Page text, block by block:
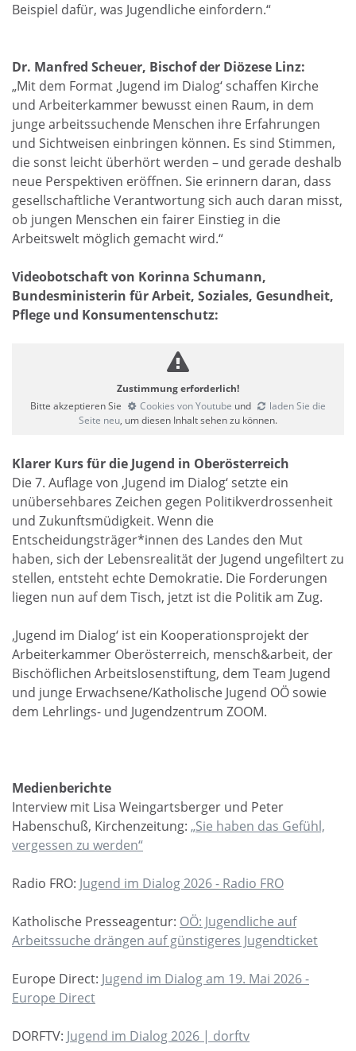
Beispiel dafür, was Jugendliche einfordern.“
Dr. Manfred Scheuer, Bischof der Diözese Linz:
„Mit dem Format ‚Jugend im Dialog‘ schaffen Kirche
und Arbeiterkammer bewusst einen Raum, in dem
junge arbeitssuchende Menschen ihre Erfahrungen
und Sichtweisen einbringen können. Es sind Stimmen,
die sonst leicht überhört werden – und gerade deshalb
neue Perspektiven eröffnen. Sie erinnern daran, dass
gesellschaftliche Verantwortung sich auch daran misst,
ob jungen Menschen ein fairer Einstieg in die
Arbeitswelt möglich gemacht wird.“
Videobotschaft von Korinna Schumann,
Bundesministerin für Arbeit, Soziales, Gesundheit,
Pflege und Konsumentenschutz:
Zustimmung erforderlich!
Bitte akzeptieren Sie
Cookies von Youtube und
laden Sie die
Seite neu, um diesen Inhalt sehen zu können.
Klarer Kurs für die Jugend in Oberösterreich
Die 7. Auflage von ‚Jugend im Dialog‘ setzte ein
unübersehbares Zeichen gegen Politikverdrossenheit
und Zukunftsmüdigkeit. Wenn die
Entscheidungsträger*innen des Landes den Mut
haben, sich der Lebensrealität der Jugend ungefiltert zu
stellen, entsteht echte Demokratie. Die Forderungen
liegen nun auf dem Tisch, jetzt ist die Politik am Zug.
‚Jugend im Dialog‘ ist ein Kooperationsprojekt der
Arbeiterkammer Oberösterreich, mensch&arbeit, der
Bischöflichen Arbeitslosenstiftung, dem Team Jugend
und junge Erwachsene/Katholische Jugend OÖ sowie
dem Lehrlings- und Jugendzentrum ZOOM.
Medienberichte
Interview mit Lisa Weingartsberger und Peter
Habenschuß, Kirchenzeitung: „Sie haben das Gefühl,
vergessen zu werden“
Radio FRO: Jugend im Dialog 2026 - Radio FRO
Katholische Presseagentur: OÖ: Jugendliche auf
Arbeitssuche drängen auf günstigeres Jugendticket
Europe Direct: Jugend im Dialog am 19. Mai 2026 -
Europe Direct
DORFTV: Jugend im Dialog 2026 | dorftv